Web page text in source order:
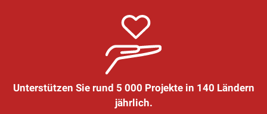
Unterstützen Sie rund 5 000 Projekte in 140 Ländern
jährlich.